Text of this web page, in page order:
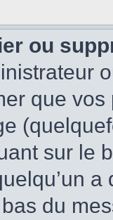
ou
que
sur le
du